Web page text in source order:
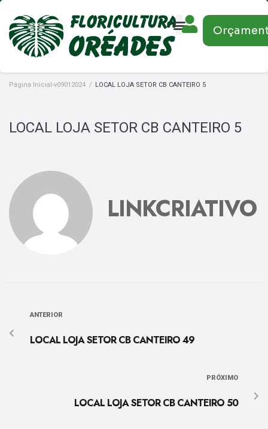
Página Inicial-v09012024 / LOCAL LOJA SETOR CB CANTEIRO 5
LOCAL LOJA SETOR CB CANTEIRO 5
LINKCRIATIVO
ANTERIOR
LOCAL LOJA SETOR CB CANTEIRO 49
PRÓXIMO
LOCAL LOJA SETOR CB CANTEIRO 50